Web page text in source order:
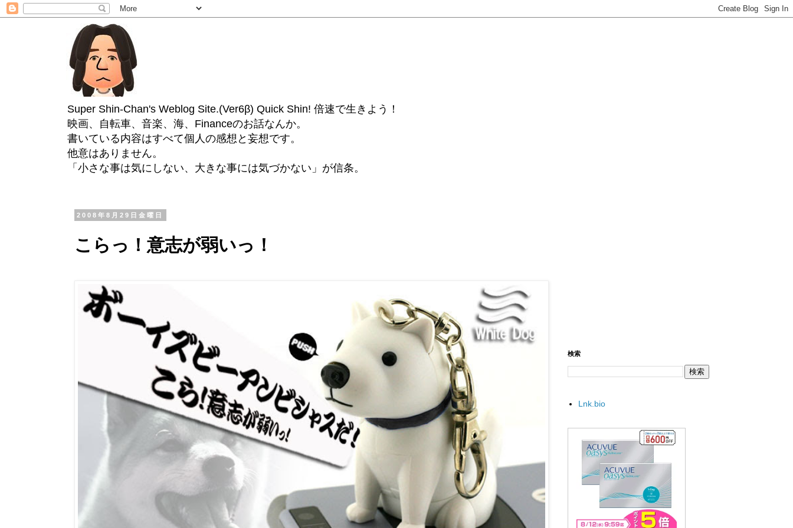
Super Shin-Chan's Weblog Site.(Ver6β) Quick Shin! 倍速で生きよう！
映画、自転車、音楽、海、Financeのお話なんか。
書いている内容はすべて個人の感想と妄想です。
他意はありません。
「小さな事は気にしない、大きな事には気づかない」が信条。
2008年8月29日金曜日
こらっ！意志が弱いっ！
検索
Lnk.bio